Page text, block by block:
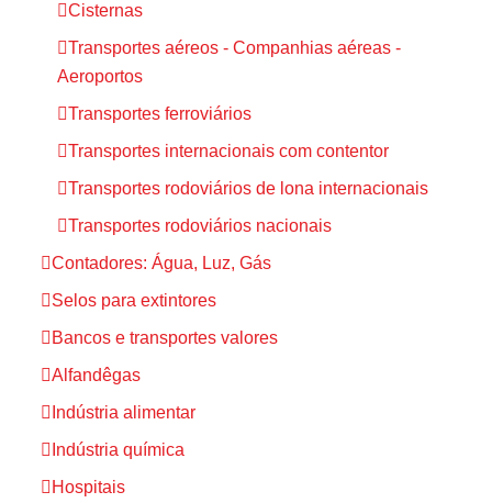
Cisternas
Transportes aéreos - Companhias aéreas -
Aeroportos
Transportes ferroviários
Transportes internacionais com contentor
Transportes rodoviários de lona internacionais
Transportes rodoviários nacionais
Contadores: Água, Luz, Gás
Selos para extintores
Bancos e transportes valores
Alfandêgas
Indústria alimentar
Indústria química
Hospitais